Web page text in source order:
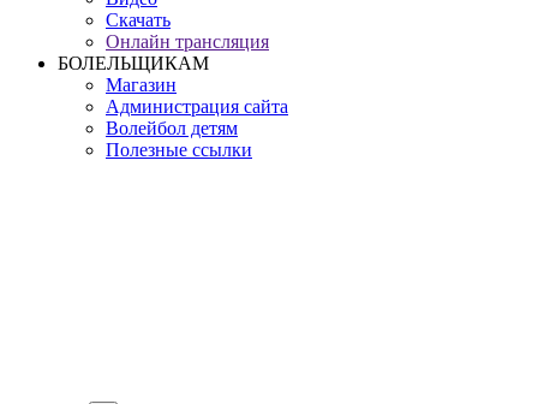
Скачать
Онлайн трансляция
БОЛЕЛЬЩИКАМ
Магазин
Администрация сайта
Волейбол детям
Полезные ссылки